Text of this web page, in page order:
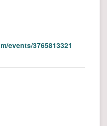
events/3765813321